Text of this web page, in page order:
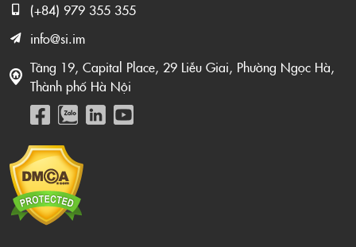
(+84) 979 355 355
info@si.im
Tầng 19, Capital Place, 29 Liễu Giai, Phường Ngọc Hà,
Thành phố Hà Nội